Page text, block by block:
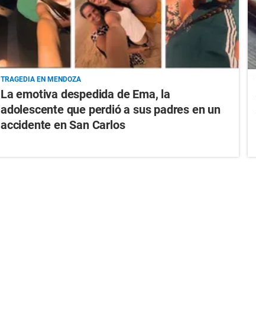
TRAGEDIA EN MENDOZA
La emotiva despedida de Ema, la
adolescente que perdió a sus padres en un
accidente en San Carlos